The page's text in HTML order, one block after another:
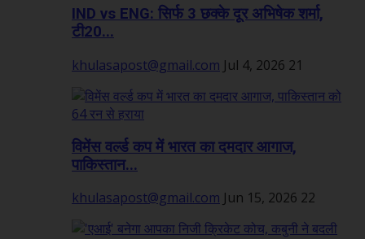
IND vs ENG: सिर्फ 3 छक्के दूर अभिषेक शर्मा,
टी20...
khulasapost@gmail.com Jul 4, 2026 21
विमेंस वर्ल्ड कप में भारत का दमदार आगाज,
पाकिस्तान...
khulasapost@gmail.com Jun 15, 2026 22